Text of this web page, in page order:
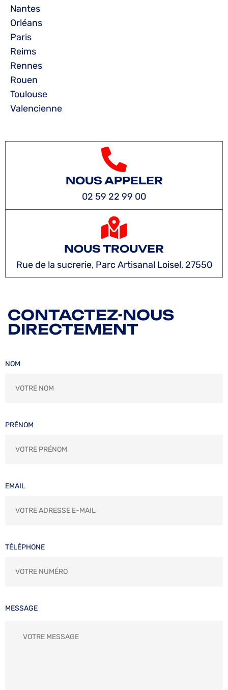
Nantes
Orléans
Paris
Reims
Rennes
Rouen
Toulouse
Valencienne
NOUS APPELER
02 59 22 99 00
NOUS TROUVER
Rue de la sucrerie, Parc Artisanal Loisel, 27550
CONTACTEZ-NOUS
DIRECTEMENT
NOM
PRÉNOM
EMAIL
TÉLÉPHONE
MESSAGE